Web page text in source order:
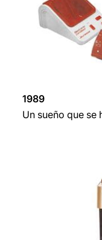
1989
Un sueño que se